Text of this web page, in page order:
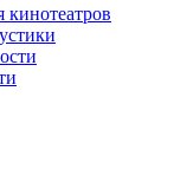
кинотеатров